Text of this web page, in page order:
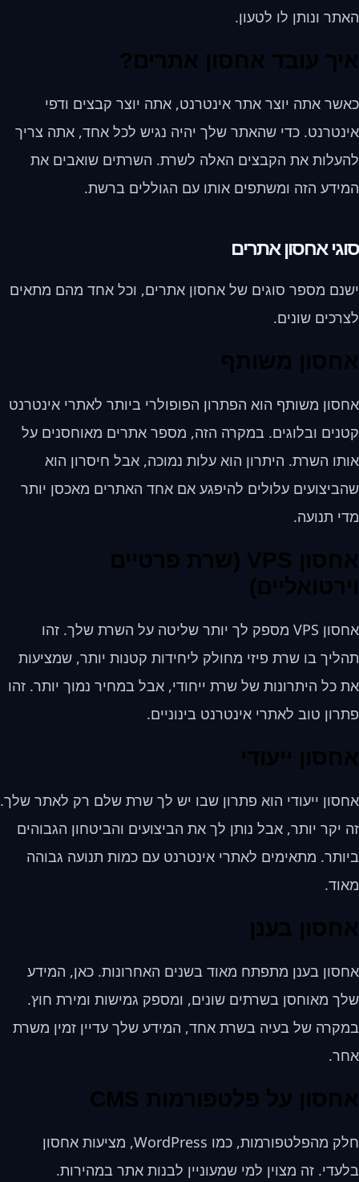
האתר ונותן לו לטעון.
איך עובד אחסון אתרים?
כאשר אתה יוצר אתר אינטרנט, אתה יוצר קבצים ודפי
אינטרנט. כדי שהאתר שלך יהיה נגיש לכל אחד, אתה צריך
להעלות את הקבצים האלה לשרת. השרתים שואבים את
המידע הזה ומשתפים אותו עם הגוללים ברשת.
סוגי אחסון אתרים
ישנם מספר סוגים של אחסון אתרים, וכל אחד מהם מתאים
לצרכים שונים.
אחסון משותף
אחסון משותף הוא הפתרון הפופולרי ביותר לאתרי אינטרנט
קטנים ובלוגים. במקרה הזה, מספר אתרים מאוחסנים על
אותו השרת. היתרון הוא עלות נמוכה, אבל חיסרון הוא
שהביצועים עלולים להיפגע אם אחד האתרים מאכסן יותר
מדי תנועה.
אחסון VPS (שרת פרטיים
וירטואליים)
אחסון VPS מספק לך יותר שליטה על השרת שלך. זהו
תהליך בו שרת פיזי מחולק ליחידות קטנות יותר, שמציעות
את כל היתרונות של שרת ייחודי, אבל במחיר נמוך יותר. זהו
פתרון טוב לאתרי אינטרנט בינוניים.
אחסון ייעודי
אחסון ייעודי הוא פתרון שבו יש לך שרת שלם רק לאתר שלך.
זה יקר יותר, אבל נותן לך את הביצועים והביטחון הגבוהים
ביותר. מתאימים לאתרי אינטרנט עם כמות תנועה גבוהה
מאוד.
אחסון בענן
אחסון בענן מתפתח מאוד בשנים האחרונות. כאן, המידע
שלך מאוחסן בשרתים שונים, ומספק גמישות ומירת חוץ.
במקרה של בעיה בשרת אחד, המידע שלך עדיין זמין משרת
אחר.
אחסון על פלטפורמות CMS
חלק מהפלטפורמות, כמו WordPress, מציעות אחסון
בלעדי. זה מצוין למי שמעוניין לבנות אתר במהירות.